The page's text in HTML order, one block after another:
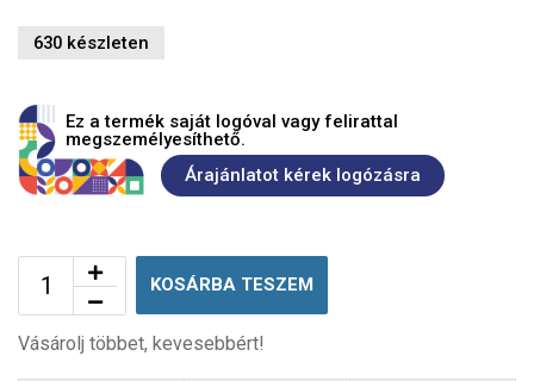
630 készleten
Ez a termék saját logóval vagy felirattal
megszemélyesíthető.
Árajánlatot kérek logózásra
KOSÁRBA TESZEM
Vásárolj többet, kevesebbért!